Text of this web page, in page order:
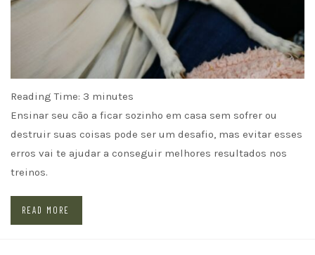
Reading Time: 3 minutes
Ensinar seu cão a ficar sozinho em casa sem sofrer ou
destruir suas coisas pode ser um desafio, mas evitar esses
erros vai te ajudar a conseguir melhores resultados nos
treinos.
READ MORE